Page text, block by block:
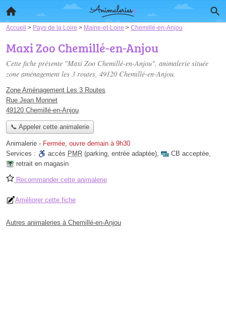
Accueil > Pays de la Loire > Maine-et-Loire > Chemillé-en-Anjou
Maxi Zoo Chemillé-en-Anjou
Cette fiche présente "Maxi Zoo Chemillé-en-Anjou", animalerie située
zone aménagement les 3 routes, 49120 Chemillé-en-Anjou.
Zone Aménagement Les 3 Routes
Rue Jean Monnet
49120 Chemillé-en-Anjou
📞 Appeler cette animalerie
Animalerie - Fermée, ouvre demain à 9h30
Services :
accès PMR (parking, entrée adaptée), CB acceptée,
retrait en magasin
Recommander cette animalerie
Améliorer cette fiche
Autres animaleries à Chemillé-en-Anjou